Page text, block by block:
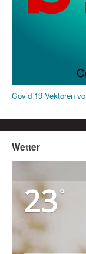
Covid 19 Vektoren
Wetter
23°